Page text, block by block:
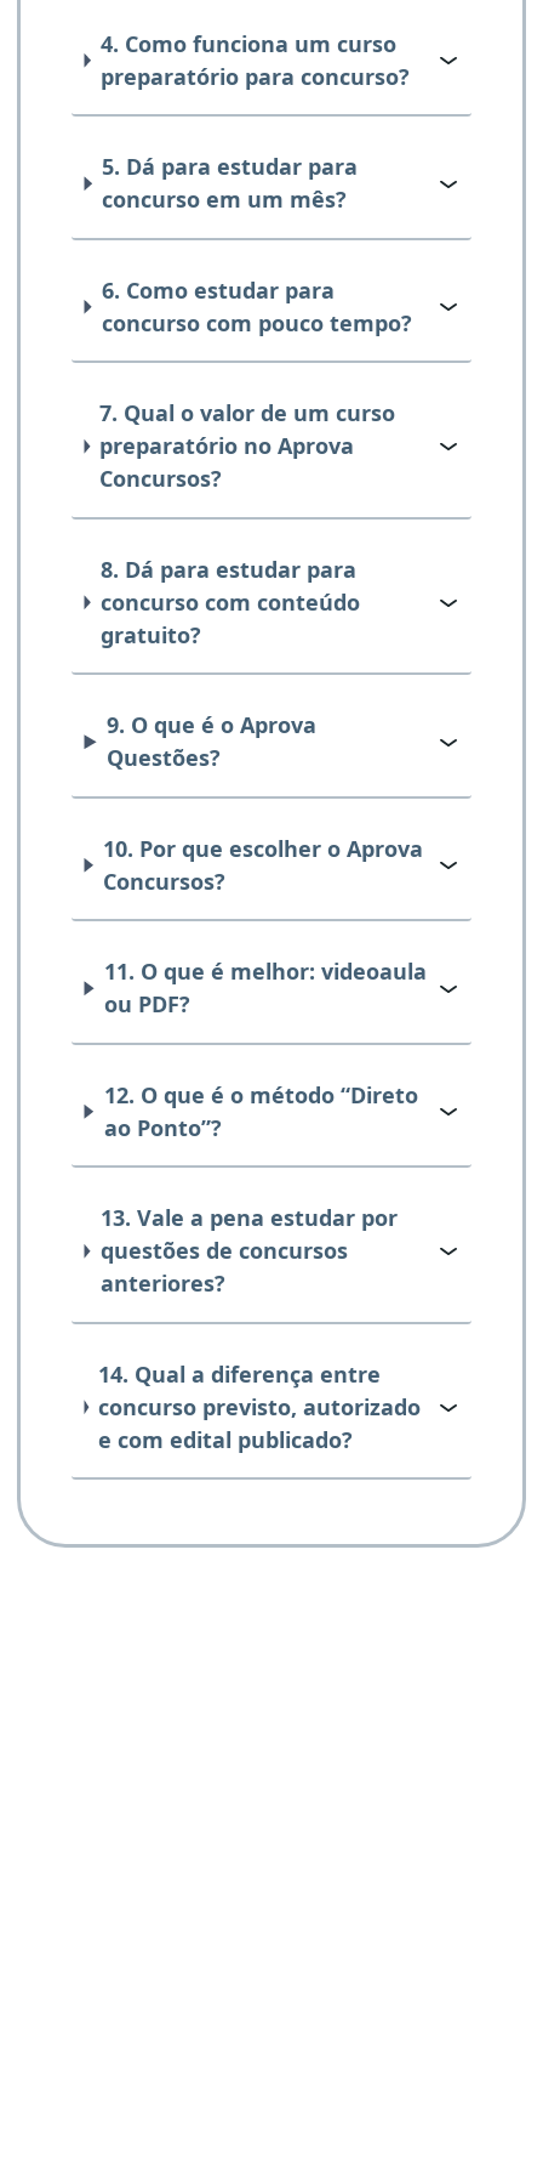
4. Como funciona um curso
preparatório para concurso?
5. Dá para estudar para
concurso em um mês?
6. Como estudar para
concurso com pouco tempo?
7. Qual o valor de um curso
preparatório no Aprova
Concursos?
8. Dá para estudar para
concurso com conteúdo
gratuito?
9. O que é o Aprova
Questões?
10. Por que escolher o Aprova
Concursos?
11. O que é melhor: videoaula
ou PDF?
12. O que é o método “Direto
ao Ponto”?
13. Vale a pena estudar por
questões de concursos
anteriores?
14. Qual a diferença entre
concurso previsto, autorizado
e com edital publicado?